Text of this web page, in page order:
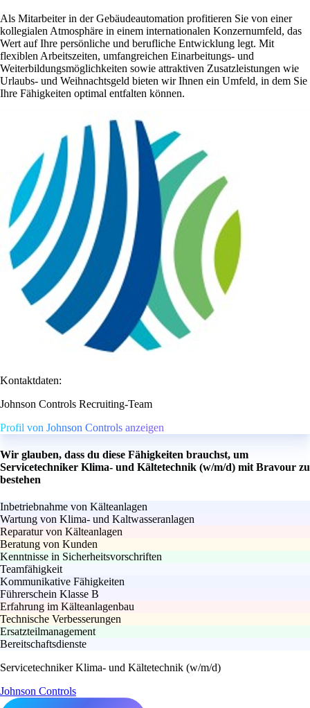
Als Mitarbeiter in der Gebäudeautomation profitieren Sie von einer
kollegialen Atmosphäre in einem internationalen Konzernumfeld, das
Wert auf Ihre persönliche und berufliche Entwicklung legt. Mit
flexiblen Arbeitszeiten, umfangreichen Einarbeitungs- und
Weiterbildungsmöglichkeiten sowie attraktiven Zusatzleistungen wie
Urlaubs- und Weihnachtsgeld bieten wir Ihnen ein Umfeld, in dem Sie
Ihre Fähigkeiten optimal entfalten können.
Kontaktdaten:
Johnson Controls Recruiting-Team
Profil von Johnson Controls anzeigen
Wir glauben, dass du diese Fähigkeiten brauchst, um
Servicetechniker Klima- und Kältetechnik (w/m/d) mit Bravour zu
bestehen
Inbetriebnahme von Kälteanlagen
Wartung von Klima- und Kaltwasseranlagen
Reparatur von Kälteanlagen
Beratung von Kunden
Kenntnisse in Sicherheitsvorschriften
Teamfähigkeit
Kommunikative Fähigkeiten
Führerschein Klasse B
Erfahrung im Kälteanlagenbau
Technische Verbesserungen
Ersatzteilmanagement
Bereitschaftsdienste
Servicetechniker Klima- und Kältetechnik (w/m/d)
Johnson Controls